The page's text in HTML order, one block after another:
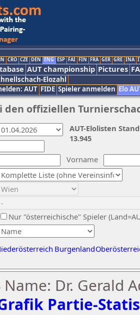
CRO CZE DEN ENG ESP FAI FIN FRA GER GRE INA
AUT championship Pictures
Elozahl
AUT FIDE Spieler anmelden Elo
offiziellen
Vorname
Nur "österreichische" Spieler
Burgenland
AUT-Elolisten
13.945
Name: Dr. Gerald
Partie-